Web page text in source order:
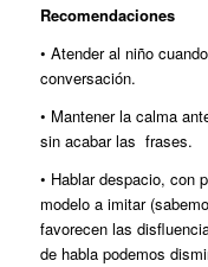
Recomendaciones
• Atender al niño
conversación.
• Mantener la calma
sin acabar las frases.
• Hablar despacio, con
modelo a imitar
favorecen las
de habla podemos